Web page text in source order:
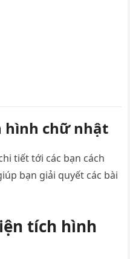
hình chữ nhật
tiết tới các bạn cách
bạn giải quyết các bài
tích hình